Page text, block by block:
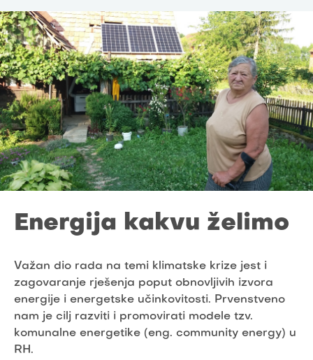
Energija kakvu želimo
Važan dio rada na temi klimatske krize jest i
zagovaranje rješenja poput obnovljivih izvora
energije i energetske učinkovitosti. Prvenstveno
nam je cilj razviti i promovirati modele tzv.
komunalne energetike (eng. community energy) u
RH.